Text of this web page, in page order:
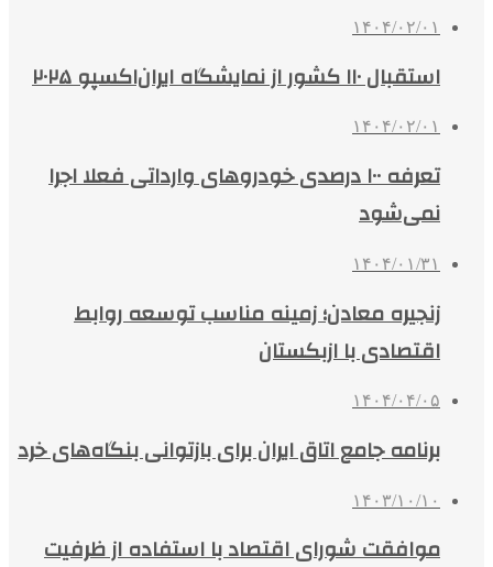
۱۴۰۴/۰۲/۰۱
استقبال ۱۱۰ کشور از نمایشگاه ایران‌اکسپو ۲۰۲۵
۱۴۰۴/۰۲/۰۱
تعرفه ۱۰۰ درصدی خودروهای وارداتی فعلا اجرا
نمی‌شود
۱۴۰۴/۰۱/۳۱
زنجیره معادن؛ زمینه مناسب توسعه روابط
اقتصادی با ازبکستان
۱۴۰۴/۰۴/۰۵
برنامه جامع اتاق ایران برای بازتوانی بنگاه‌های خرد
۱۴۰۳/۱۰/۱۰
موافقت شورای اقتصاد با استفاده از ظرفیت